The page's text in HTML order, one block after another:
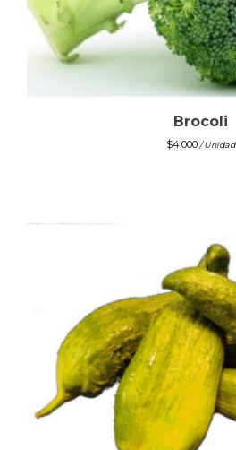
Brocoli
$4,000/ Unidad